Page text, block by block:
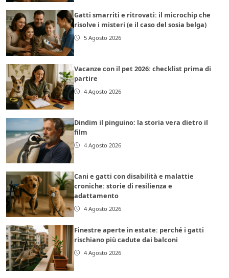
Gatti smarriti e ritrovati: il microchip che
risolve i misteri (e il caso del sosia belga)
5 Agosto 2026
Vacanze con il pet 2026: checklist prima di
partire
4 Agosto 2026
Dindim il pinguino: la storia vera dietro il
film
4 Agosto 2026
Cani e gatti con disabilità e malattie
croniche: storie di resilienza e
adattamento
4 Agosto 2026
Finestre aperte in estate: perché i gatti
rischiano più cadute dai balconi
4 Agosto 2026